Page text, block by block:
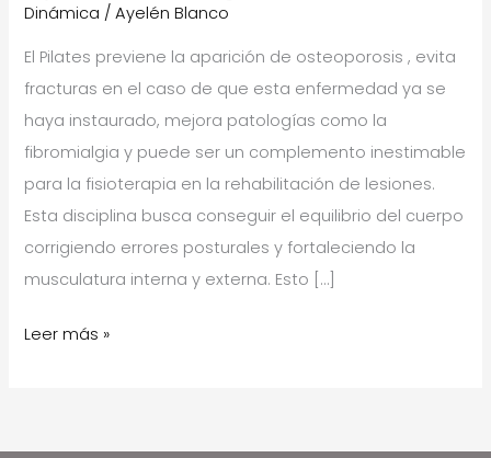
Dinámica /Ayelén Blanco
El Pilates previene la aparición de osteoporosis , evita
fracturas en el caso de que esta enfermedad ya se
haya instaurado, mejora patologías como la
fibromialgia y puede ser un complemento inestimable
para la fisioterapia en la rehabilitación de lesiones.
Esta disciplina busca conseguir el equilibrio del cuerpo
corrigiendo errores posturales y fortaleciendo la
musculatura interna y externa. Esto […]
Practicar
Leer más »